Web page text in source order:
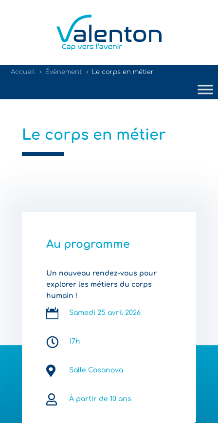
Accueil 5 Évènement 5 Le corps en métier
Le corps en métier
Au programme
Un nouveau rendez-vous pour
explorer les métiers du corps
humain !
 Samedi 25 avril 2026
 17h
 Salle Casanova
 À partir de 10 ans